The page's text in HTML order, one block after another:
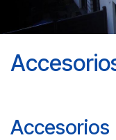
Accesorios